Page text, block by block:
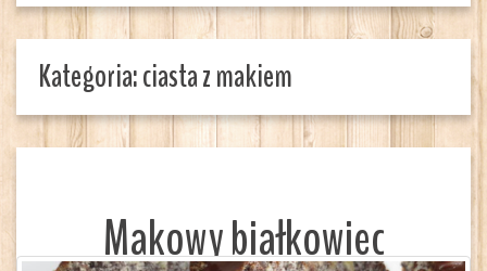
Kategoria:ciasta z makiem
Makowy białkowiec